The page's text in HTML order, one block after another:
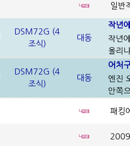
일반
DSM72G (4
조식)
대동
작년
작년
올리
DSM72G (4
조식)
대동
어처
엔진
안쪽
패킹
2009